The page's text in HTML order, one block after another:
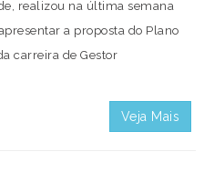
realizou na última semana
a proposta do Plano
carreira de Gestor
Veja Mais